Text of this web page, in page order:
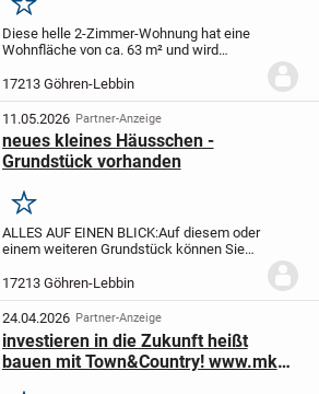
Merken
Diese helle 2-Zimmer-Wohnung hat eine
Wohnfläche von ca. 63 m² und wird
befindet sich im 1. Obergeschoss eines
Mehrfamilienhauses, welches im Jahr
2000...
17213 Göhren-Lebbin
11.05.2026 Partner-Anzeige
neues kleines Häusschen -
Grundstück vorhanden
Merken
ALLES AUF EINEN BLICK:Auf diesem oder
einem weiteren Grundstück können Sie
nähere Informationen einfach bei mir
melden oder eine Anfrage stellen. Wir
besprechen...
17213 Göhren-Lebbin
24.04.2026 Partner-Anzeige
investieren in die Zukunft heißt
bauen mit Town&Country! www.mkm-